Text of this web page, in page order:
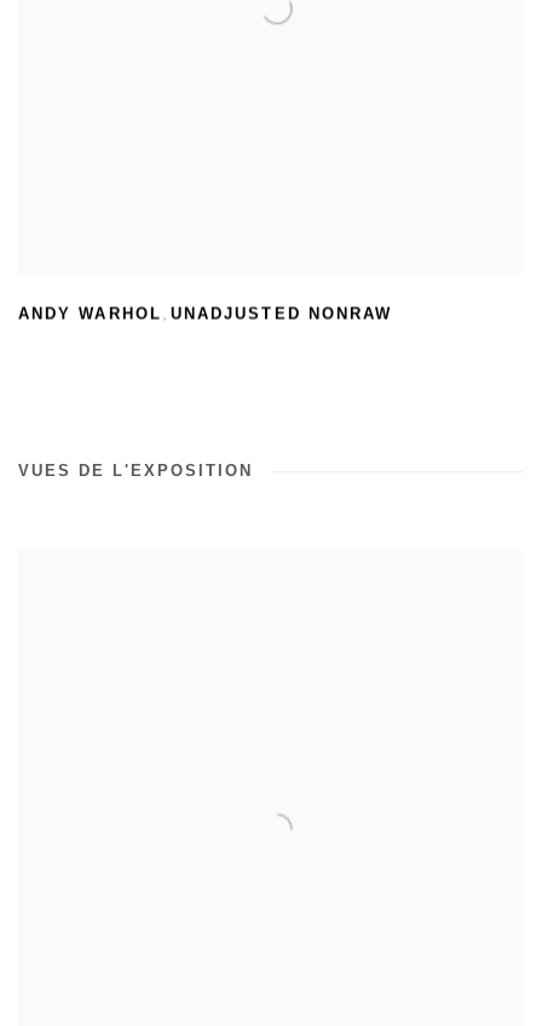
ANDY WARHOL , UNADJUSTED NONRAW
VUES DE L'EXPOSITION